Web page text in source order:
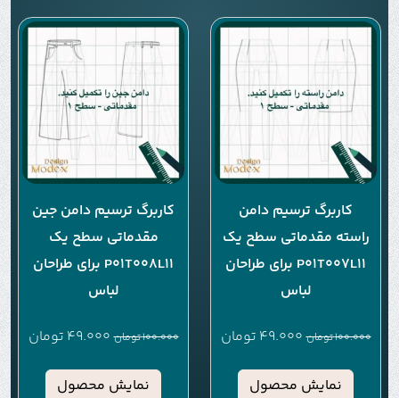
کاربرگ ترسیم دامن
راسته مقدماتی سطح یک
P01T007L11 برای طراحان
لباس
100.000تومان 49.000 تومان
نمایش محصول
کاربرگ ترسیم دامن جین
مقدماتی سطح یک
P01T008L11 برای طراحان
لباس
100.000تومان 49.000 تومان
نمایش محصول